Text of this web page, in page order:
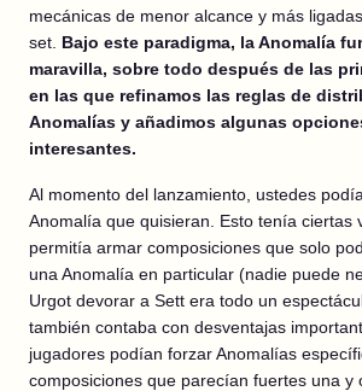
mecánicas de menor alcance y más
set. Bajo este paradigma, la Anomalía
maravilla, sobre todo después de las
en las que refinamos las reglas de
Anomalías y añadimos algunas
interesantes.
Al momento del lanzamiento, ustedes
Anomalía que quisieran. Esto tenía ciertas
permitía armar composiciones que solo
una Anomalía en particular (nadie puede
Urgot devorar a Sett era todo un
también contaba con desventajas
jugadores podían forzar Anomalías
composiciones que parecían fuertes una y